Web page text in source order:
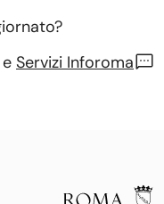
e Servizi Inforoma